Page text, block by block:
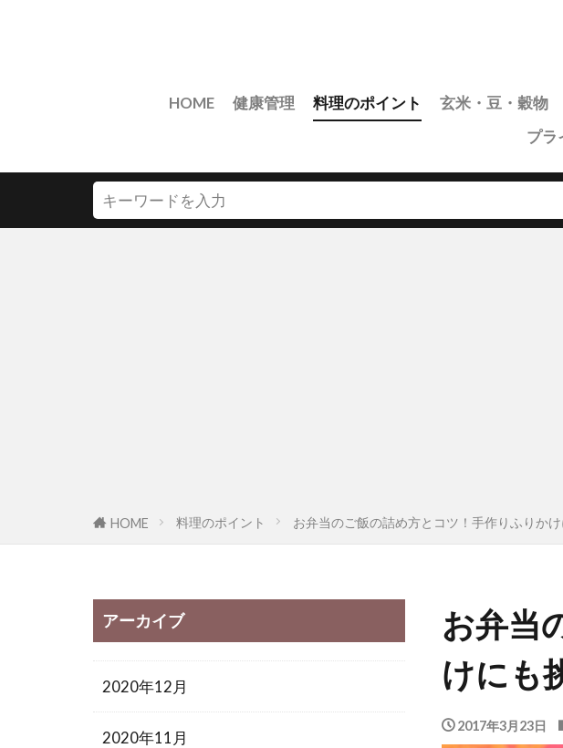
HOME 健康管理 料理のポイント 玄米・豆・穀物
プラ
HOME 料理のポイント お弁当のご飯の詰め方とコツ！手作りふりか
お弁当
けにも
2017年3月23日
アーカイブ
2020年12月
2020年11月